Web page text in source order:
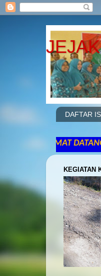
DAFTAR
SELAMAT
KEGIATAN